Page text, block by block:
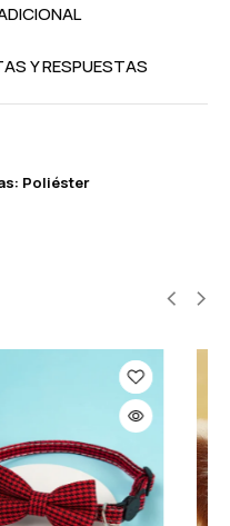
Y RESPUESTAS
Poliéster